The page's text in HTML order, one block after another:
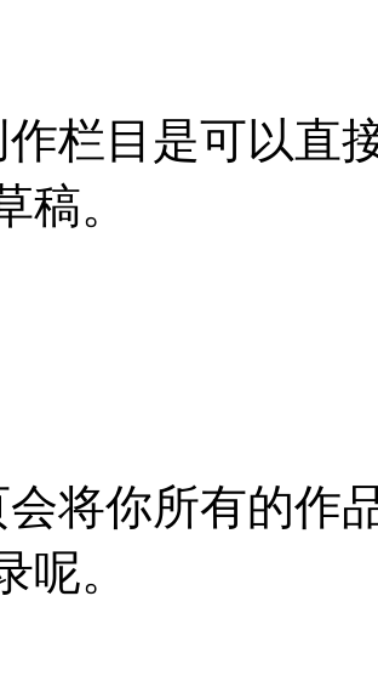
作栏目是可以直
稿。
会将你所有的作
呢。